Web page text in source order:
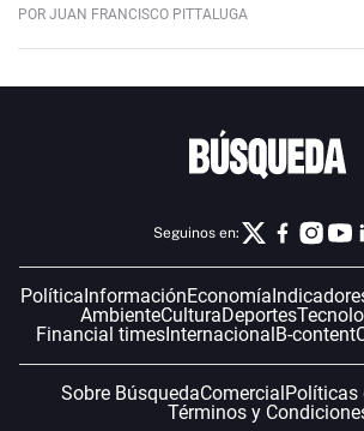
POR JUAN FRANCISCO PITTALUGA
Seguinos en:
Política InformaciónEconomía
AmbienteCulturaDeportes
Financial timesInternacional B-content
Sobre BúsquedaComercial Políticas
Términos y